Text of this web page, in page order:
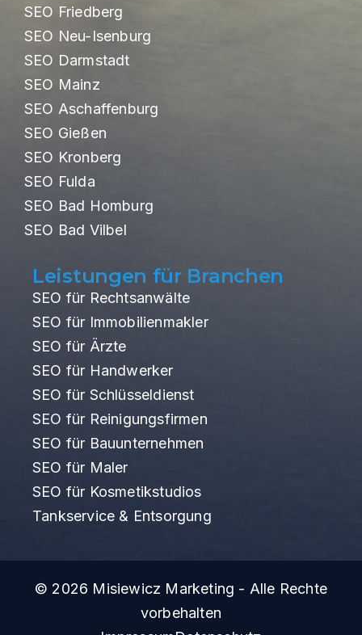
SEO Friedberg
SEO Neu-Isenburg
SEO Darmstadt
SEO Mainz
SEO Aschaffenburg
SEO Gießen
SEO Kronberg
SEO Fulda
SEO Bad Homburg
SEO Bad Vilbel
Leistungen für Branchen
SEO für Rechtsanwälte
SEO für Immobilienmakler
SEO für Ärzte
SEO für Handwerker
SEO für Schlüsseldienst
SEO für Reinigungsfirmen
SEO für Bauunternehmen
SEO für Maler
SEO für Kosmetikstudios
Tankservice & Entsorgung
© 2026 Misiewicz Marketing - Alle Rechte
vorbehalten